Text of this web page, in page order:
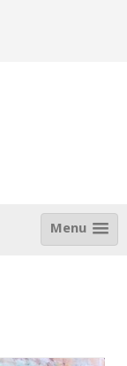
Menu